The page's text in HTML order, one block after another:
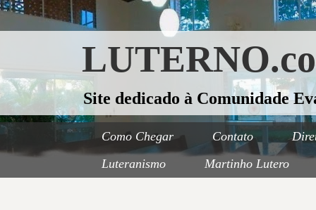
Site dedicado à Comunidade
Como Chegar Contato
Luteranismo
Martinho Lutero